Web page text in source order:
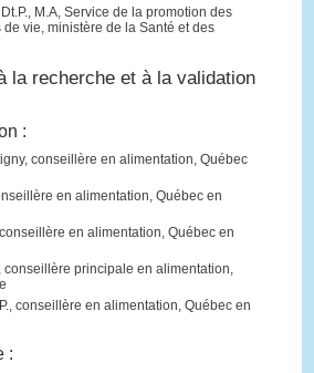
M.A, Service de la promotion des
vie, ministère de la Santé et des
la recherche et à la validation
:
conseillère en alimentation, Québec
en alimentation, Québec en
en alimentation, Québec en
conseillère principale en alimentation,
conseillère en alimentation, Québec en
: